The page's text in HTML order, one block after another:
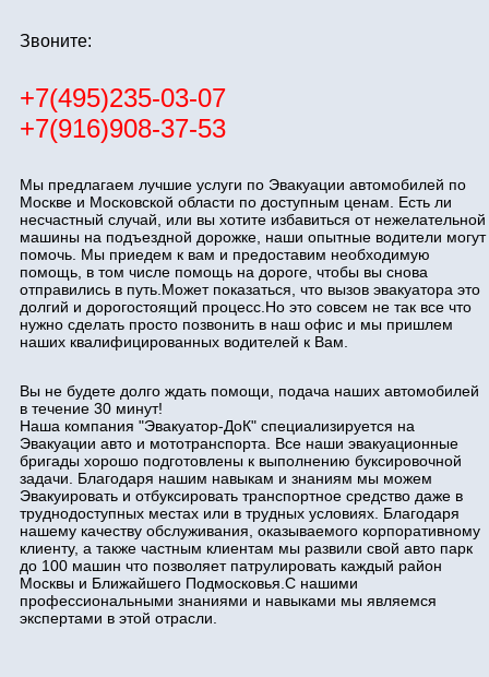
Звоните:
+7(495)235-03-07
+7(916)908-37-53
Мы предлагаем лучшие услуги по Эвакуации автомобилей по
Москве и Московской области по доступным ценам. Есть ли
несчастный случай, или вы хотите избавиться от нежелательной
машины на подъездной дорожке, наши опытные водители могут
помочь. Мы приедем к вам и предоставим необходимую
помощь, в том числе помощь на дороге, чтобы вы снова
отправились в путь.Может показаться, что вызов эвакуатора это
долгий и дорогостоящий процесс.Но это совсем не так все что
нужно сделать просто позвонить в наш офис и мы пришлем
наших квалифицированных водителей к Вам.
Вы не будете долго ждать помощи, подача наших автомобилей
в течение 30 минут!
Наша компания "Эвакуатор-ДоК" специализируется на
Эвакуации авто и мототранспорта. Все наши эвакуационные
бригады хорошо подготовлены к выполнению буксировочной
задачи. Благодаря нашим навыкам и знаниям мы можем
Эвакуировать и отбуксировать транспортное средство даже в
труднодоступных местах или в трудных условиях. Благодаря
нашему качеству обслуживания, оказываемого корпоративному
клиенту, а также частным клиентам мы развили свой авто парк
до 100 машин что позволяет патрулировать каждый район
Москвы и Ближайшего Подмосковья.С нашими
профессиональными знаниями и навыками мы являемся
экспертами в этой отрасли.